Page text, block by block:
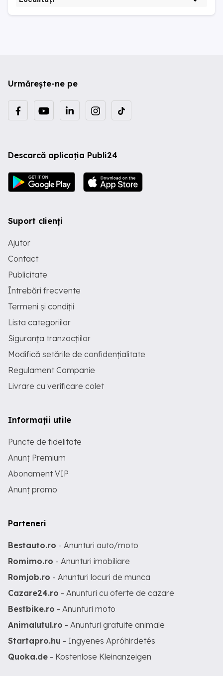
Urmărește-ne pe
Descarcă aplicația Publi24
Suport clienți
Ajutor
Contact
Publicitate
Întrebări frecvente
Termeni și condiții
Lista categoriilor
Siguranța tranzacțiilor
Modifică setările de confidențialitate
Regulament Campanie
Livrare cu verificare colet
Informații utile
Puncte de fidelitate
Anunț Premium
Abonament VIP
Anunț promo
Parteneri
Bestauto.ro - Anunturi auto/moto
Romimo.ro - Anunturi imobiliare
Romjob.ro - Anunturi locuri de munca
Cazare24.ro - Anunturi cu oferte de cazare
Bestbike.ro - Anunturi moto
Animalutul.ro - Anunturi gratuite animale
Startapro.hu - Ingyenes Apróhirdetés
Quoka.de - Kostenlose Kleinanzeigen